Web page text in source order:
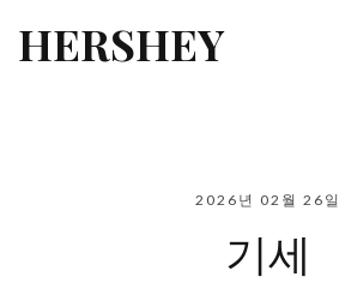
HERSHEY
2026년 02월 26일
기세